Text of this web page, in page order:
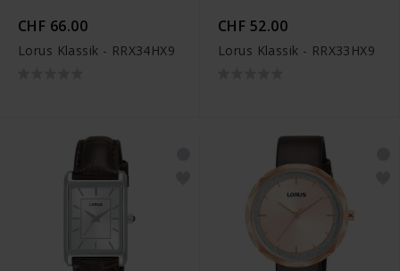
CHF 66.00
Lorus Klassik - RRX34HX9
CHF 52.00
Lorus Klassik - RRX33HX9